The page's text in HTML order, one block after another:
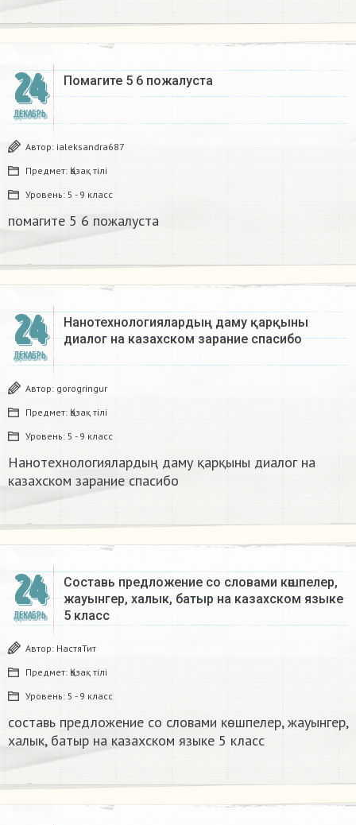
24
ДЕКАБРЬ
Помагите 5 6 пожалуста​
Автор: ialeksandra687
Предмет: Қазақ тiлi
Уровень: 5 - 9 класс
помагите 5 6 пожалуста​
24
ДЕКАБРЬ
Нанотехнологиялардың даму қарқыны
диалог на казахском зарание спасибо
Автор: gorogringur
Предмет: Қазақ тiлi
Уровень: 5 - 9 класс
Нанотехнологиялардың даму қарқыны диалог на
казахском зарание спасибо
24
ДЕКАБРЬ
Составь предложение со словами көшпелер,
жауынгер, халык, батыр на казахском языке
5 класс​
Автор: НастяТит
Предмет: Қазақ тiлi
Уровень: 5 - 9 класс
составь предложение со словами көшпелер, жауынгер,
халык, батыр на казахском языке 5 класс​